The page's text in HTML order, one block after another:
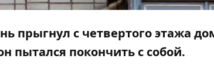
прыгнул с четвертого этажа
пытался покончить с собой.